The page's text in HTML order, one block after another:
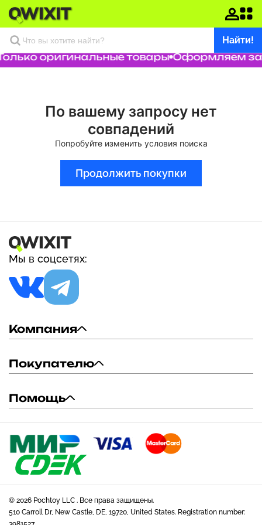
Найти!
оригинальные товары Оформляем
По вашему запросу нет
совпадений
Попробуйте изменить условия поиска
Продолжить покупки
Мы в соцсетях:
Компания
Покупателю
Помощь
© 2026 Pochtoy LLC . Все права защищены.
510 Carroll Dr, New Castle, DE, 19720, United States. Registration number: